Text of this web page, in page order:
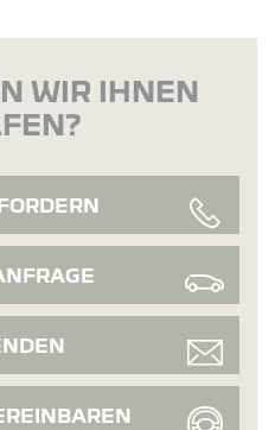
WIR IHNEN